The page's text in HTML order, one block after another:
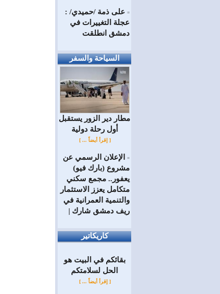
= على ذمة /حميدي/ :
عجلة التغييرات في
دمشق انطلقت
السياحة والسفر
مطار دير الزور يستقبل
أول رحلة دولية
[ إقرأ أيضاً ... ]
=
الإعلان الرسمي عن
مشروع (بارك فيو)
يعفور.. مجمع سكني
متكامل يعزز الاستثمار
والتنمية العمرانية في
ريف دمشق شارك |
كاريكاتير
بقائكم في البيت هو
الحل لسلامتكم
[ إقرأ أيضاً ... ]